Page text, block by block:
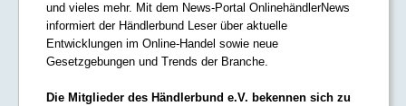
und vieles mehr. Mit dem News-Portal OnlinehändlerNews
informiert der Händlerbund Leser über aktuelle
Entwicklungen im Online-Handel sowie neue
Gesetzgebungen und Trends der Branche.
Die Mitglieder des Händlerbund e.V. bekennen sich zu